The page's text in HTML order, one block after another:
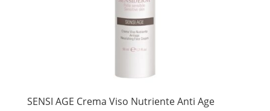
SENSI AGE Crema Viso Nutriente Anti Age